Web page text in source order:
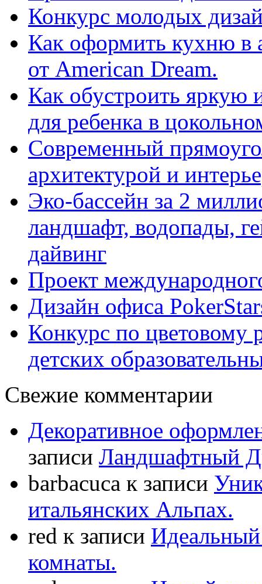
Конкурс молодых
Как оформить кухню в
от American Dream.
Как обустроить яркую
для ребенка в
Cовременный
архитектурой и
Эко-бассейн за 2
ландшафт, водопады,
дайвинг
Проект
Дизайн офиса
Конкурс по цветовому
детских
Свежие комментарии
Декоративное
записи Ландшафтный
barbacuca к записи
итальянских Альпах.
red к записи Идеальный
комнаты.